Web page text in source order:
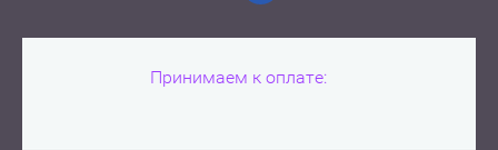
Принимаем к оплате: